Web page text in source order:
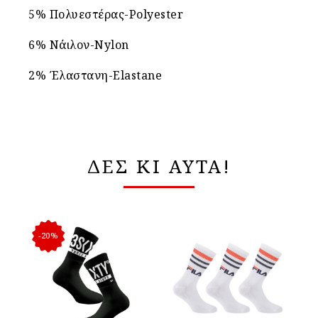
5% Πολυεστέρας-Polyester
6% Νάιλον-Nylon
2% Έλαστανη-Elastane
ΔΕΣ ΚΙ ΑΥΤΑ!
-20%